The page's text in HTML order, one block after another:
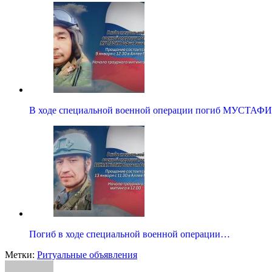
В ходе специальной военной операции погиб
Погиб в ходе специальной военной операции…
Метки: Ритуальные объявления